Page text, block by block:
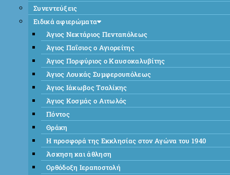
Συνεντεύξεις
Ειδικά αφιερώματα
Άγιος Νεκτάριος Πενταπόλεως
Άγιος Παΐσιος ο Αγιορείτης
Άγιος Πορφύριος ο Καυσοκαλυβίτης
Άγιος Λουκάς Συμφερουπόλεως
Άγιος Ιάκωβος Τσαλίκης
Άγιος Κοσμάς ο Αιτωλός
Πόντος
Θράκη
Η προσφορά της Εκκλησίας στον Αγώνα του 1940
Άσκηση και άθληση
Ορθόδοξη Ιεραποστολή